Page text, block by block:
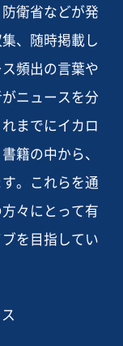
衛省などが発
、随時掲載し
頻出の言葉や
ニュースを分
までにイカロ
籍の中から、
。これらを通
々にとって有
を目指してい